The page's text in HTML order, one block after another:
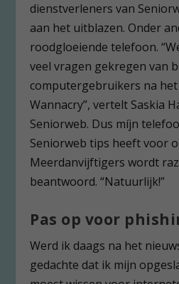
dienstverleners van
aan het uitblazen. Onder
roodgloeiende telefoon.
veel vragen gekregen van
computergebruikers na
Wannacry”, vertelt Saskia
Seniorweb. Dus míjn
Seniorweb tips heeft voor
Meerdanvijftigers wordt
beantwoord. “Natuurlijk!”
Pas op voor
Werd ik daags na het
gedachte dat ik mijn